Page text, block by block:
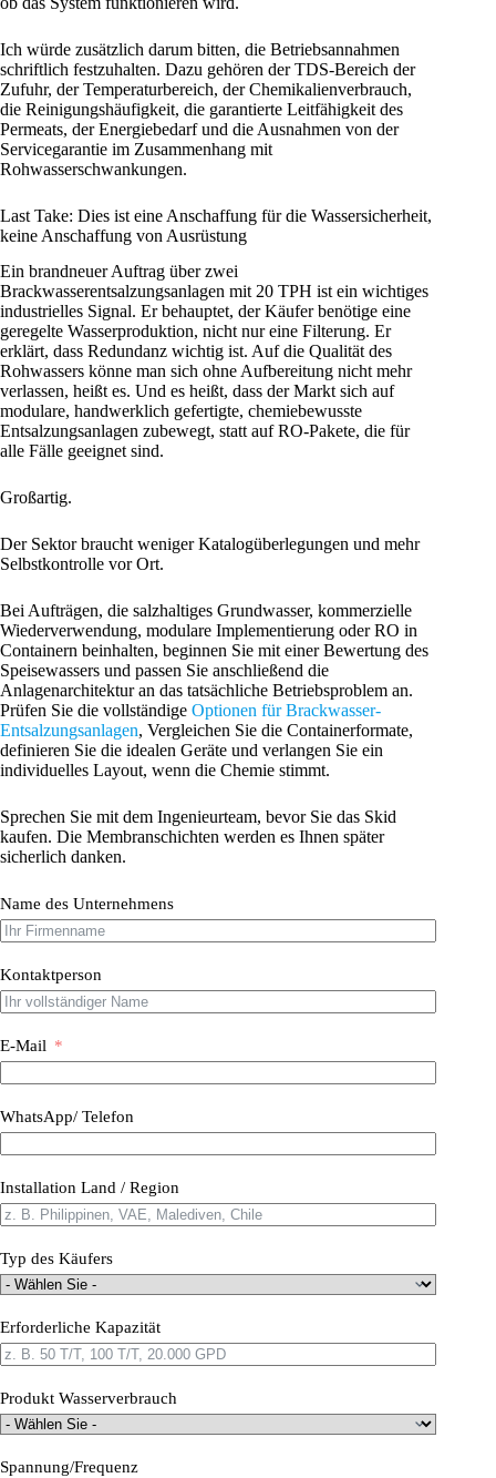
Ich würde zusätzlich darum bitten, die Betriebsannahmen
schriftlich festzuhalten. Dazu gehören der TDS-Bereich der
Zufuhr, der Temperaturbereich, der Chemikalienverbrauch,
die Reinigungshäufigkeit, die garantierte Leitfähigkeit des
Permeats, der Energiebedarf und die Ausnahmen von der
Servicegarantie im Zusammenhang mit
Rohwasserschwankungen.
Last Take: Dies ist eine Anschaffung für die Wassersicherheit,
keine Anschaffung von Ausrüstung
Ein brandneuer Auftrag über zwei
Brackwasserentsalzungsanlagen mit 20 TPH ist ein wichtiges
industrielles Signal. Er behauptet, der Käufer benötige eine
geregelte Wasserproduktion, nicht nur eine Filterung. Er
erklärt, dass Redundanz wichtig ist. Auf die Qualität des
Rohwassers könne man sich ohne Aufbereitung nicht mehr
verlassen, heißt es. Und es heißt, dass der Markt sich auf
modulare, handwerklich gefertigte, chemiebewusste
Entsalzungsanlagen zubewegt, statt auf RO-Pakete, die für
alle Fälle geeignet sind.
Großartig.
Der Sektor braucht weniger Katalogüberlegungen und mehr
Selbstkontrolle vor Ort.
Bei Aufträgen, die salzhaltiges Grundwasser, kommerzielle
Wiederverwendung, modulare Implementierung oder RO in
Containern beinhalten, beginnen Sie mit einer Bewertung des
Speisewassers und passen Sie anschließend die
Anlagenarchitektur an das tatsächliche Betriebsproblem an.
Prüfen Sie die vollständige Optionen für Brackwasser-
Entsalzungsanlagen, Vergleichen Sie die Containerformate,
definieren Sie die idealen Geräte und verlangen Sie ein
individuelles Layout, wenn die Chemie stimmt.
Sprechen Sie mit dem Ingenieurteam, bevor Sie das Skid
kaufen. Die Membranschichten werden es Ihnen später
sicherlich danken.
Name des Unternehmens
Kontaktperson
E-Mail
WhatsApp/ Telefon
Installation Land / Region
Typ des Käufers
Erforderliche Kapazität
Produkt Wasserverbrauch
Spannung/Frequenz